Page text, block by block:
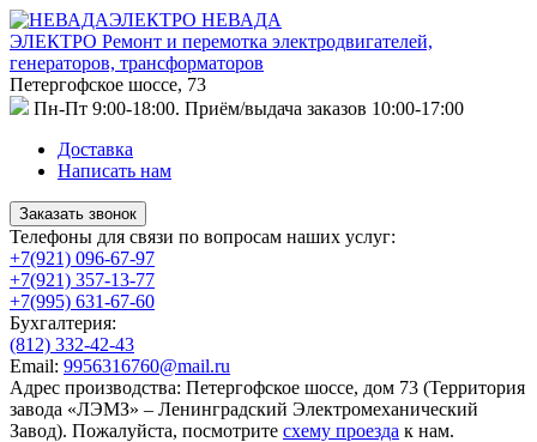
НЕВАДА
ЭЛЕКТРО Ремонт и перемотка электродвигателей,
генераторов, трансформаторов
Петергофское шоссе, 73
Пн-Пт 9:00-18:00. Приём/выдача заказов 10:00-17:00
Доставка
Написать нам
Заказать звонок
Телефоны для связи по вопросам наших услуг:
+7(921) 096-67-97
+7(921) 357-13-77
+7(995) 631-67-60
Бухгалтерия:
(812) 332-42-43
Email: 9956316760@mail.ru
Адрес производства: Петергофское шоссе, дом 73 (Территория
завода «ЛЭМЗ» – Ленинградский Электромеханический
Завод). Пожалуйста, посмотрите схему проезда к нам.